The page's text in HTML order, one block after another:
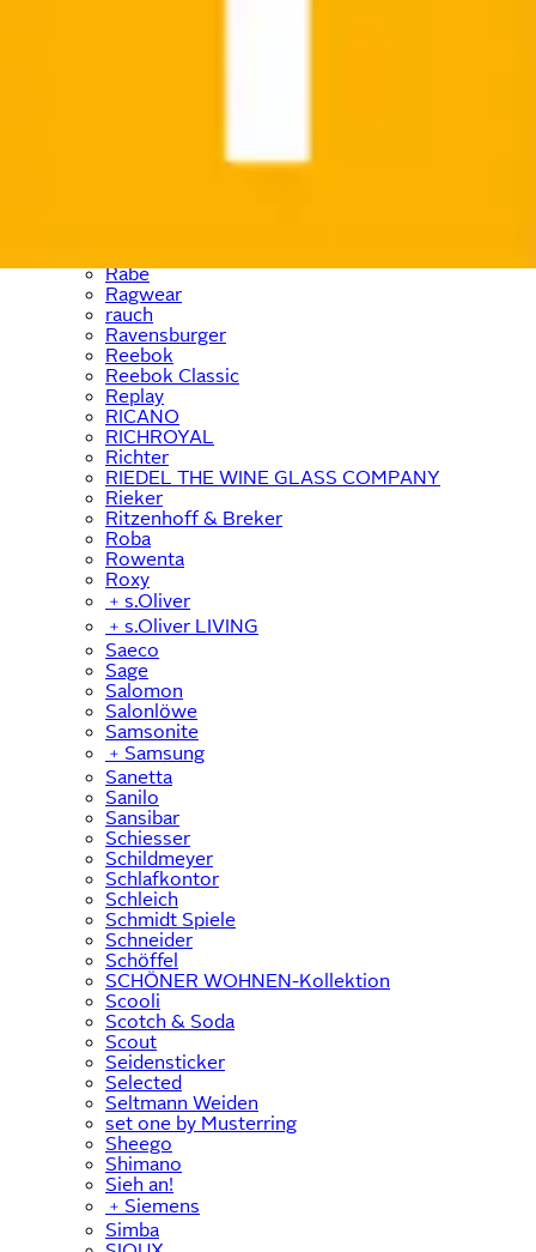
Prinzessin Lillifee
prolog cycling wear
Rabe
Ragwear
rauch
Ravensburger
Reebok
Reebok Classic
Replay
RICANO
RICHROYAL
Richter
RIEDEL THE WINE GLASS COMPANY
Rieker
Ritzenhoff & Breker
Roba
Rowenta
Roxy
﹢ s.Oliver
﹢ s.Oliver LIVING
Saeco
Sage
Salomon
Salonlöwe
Samsonite
﹢ Samsung
Sanetta
Sanilo
Sansibar
Schiesser
Schildmeyer
Schlafkontor
Schleich
Schmidt Spiele
Schneider
Schöffel
SCHÖNER WOHNEN-Kollektion
Scooli
Scotch & Soda
Scout
Seidensticker
Selected
Seltmann Weiden
set one by Musterring
Sheego
Shimano
Sieh an!
﹢ Siemens
Simba